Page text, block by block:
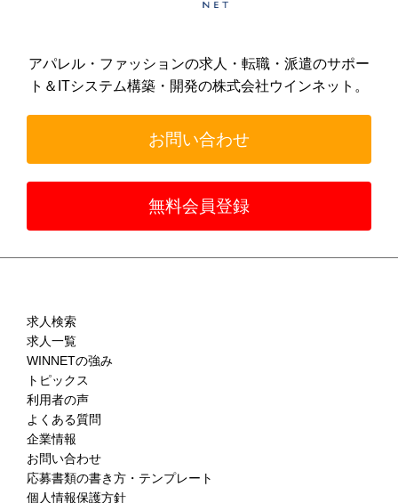
アパレル・ファッションの求人・転職・派遣のサポー
ト＆ ITシステム構築・開発の株式会社ウインネット。
お問い合わせ
無料会員登録
求人検索
求人一覧
WINNETの強み
トピックス
利用者の声
よくある質問
企業情報
お問い合わせ
応募書類の書き方・テンプレート
個人情報保護方針